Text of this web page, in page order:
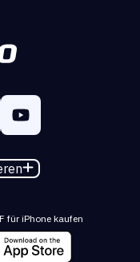
für iPhone kaufen